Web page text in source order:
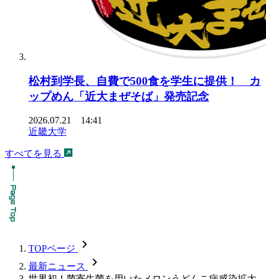
松村到学長、自費で500食を学生に提供！ カ
ップめん「近大まぜそば」発売記念
2026.07.21 14:41
近畿大学
すべてを見る
TOPページ chevron_forward
最新ニュース chevron_forward